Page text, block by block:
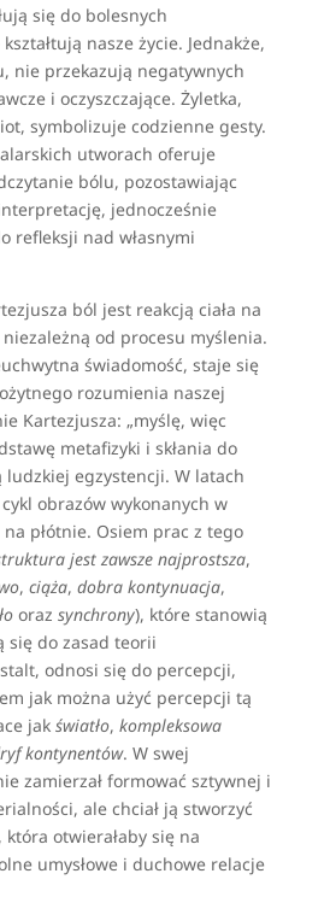
się do bolesnych
nasze życie. Jednakże,
nie przekazują negatywnych
i oczyszczające. Żyletka,
symbolizuje codzienne gesty.
utworach oferuje
bólu, pozostawiając
jednocześnie
refleksji nad własnymi
ból jest reakcją ciała na
niezależną od procesu myślenia.
świadomość, staje się
rozumienia naszej
Kartezjusza: „myślę, więc
metafizyki i skłania do
egzystencji. W latach
obrazów wykonanych w
płótnie. Osiem prac z tego
jest zawsze najprostsza,
, ciąża, dobra kontynuacja,
oraz synchrony), które stanowią
się do zasad teorii
odnosi się do percepcji,
jak można użyć percepcji tą
jak światło, kompleksowa
kontynentów. W swej
zamierzał formować sztywnej i
ale chciał ją stworzyć
która otwierałaby się na
umysłowe i duchowe relacje